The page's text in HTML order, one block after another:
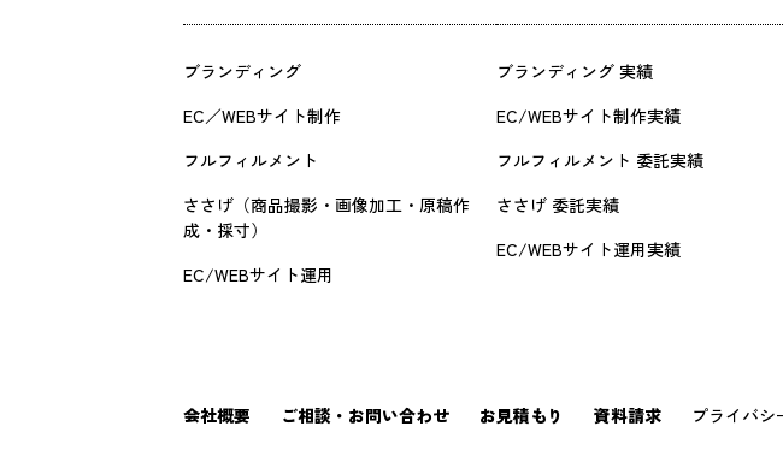
ブランディング
EC／WEBサイト制作
フルフィルメント
ささげ（商品撮影・画像加工・原稿作
成・採寸）
EC/WEBサイト運用
ブランディング 実績
EC/WEBサイト制作実績
フルフィルメント 委託実績
ささげ 委託実績
EC/WEBサイト運用実績
会社概要 ご相談・お問い合わせ お見積もり 資料請求 プライバシ